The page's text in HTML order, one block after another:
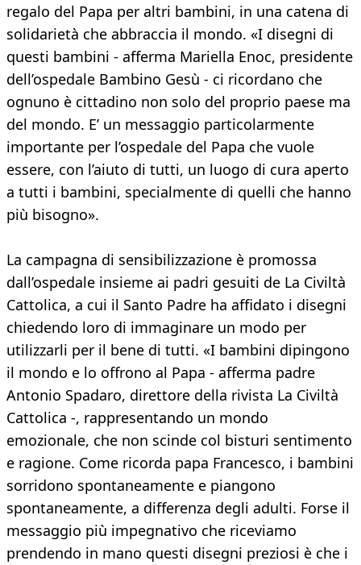
regalo del Papa per altri bambini, in una catena di
solidarietà che abbraccia il mondo. «I disegni di
questi bambini - afferma Mariella Enoc, presidente
dell’ospedale Bambino Gesù - ci ricordano che
ognuno è cittadino non solo del proprio paese ma
del mondo. E’ un messaggio particolarmente
importante per l’ospedale del Papa che vuole
essere, con l’aiuto di tutti, un luogo di cura aperto
a tutti i bambini, specialmente di quelli che hanno
più bisogno».
La campagna di sensibilizzazione è promossa
dall’ospedale insieme ai padri gesuiti de La Civiltà
Cattolica, a cui il Santo Padre ha affidato i disegni
chiedendo loro di immaginare un modo per
utilizzarli per il bene di tutti. «I bambini dipingono
il mondo e lo offrono al Papa - afferma padre
Antonio Spadaro, direttore della rivista La Civiltà
Cattolica -, rappresentando un mondo
emozionale, che non scinde col bisturi sentimento
e ragione. Come ricorda papa Francesco, i bambini
sorridono spontaneamente e piangono
spontaneamente, a differenza degli adulti. Forse il
messaggio più impegnativo che riceviamo
prendendo in mano questi disegni preziosi è che i